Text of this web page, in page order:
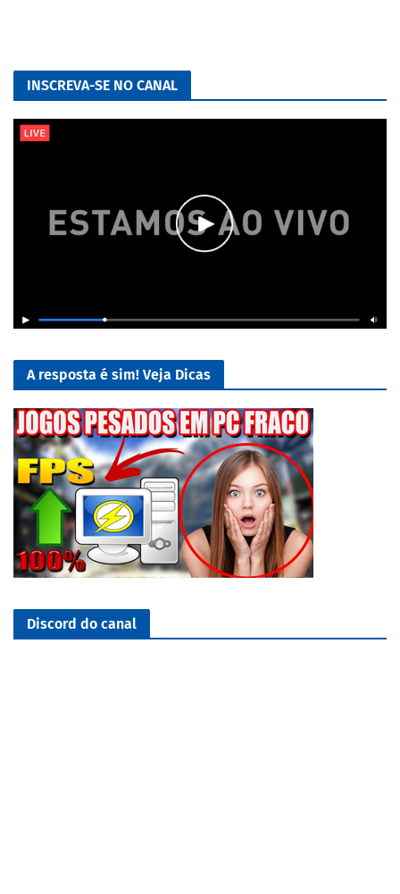
INSCREVA-SE NO CANAL
A resposta é sim! Veja Dicas
Discord do canal